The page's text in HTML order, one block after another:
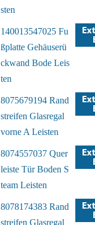
sten
140013547025 Fu
ßplatte Gehäuserü
ckwand Bode Leis
ten
8075679194 Rand
streifen Glasregal
vorne A Leisten
8074557037 Quer
leiste Tür Boden S
team Leisten
8078174383 Rand
streifen Glasregal